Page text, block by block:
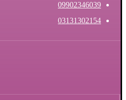
09902346039
03131302154